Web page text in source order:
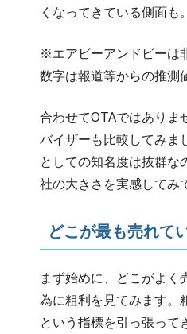
くなってきている側面も。
※エアビーアンドビーは
数字は報道等からの推測
合わせてOTAではありま
バイザーも比較してみま
としての知名度は抜群な
社の大きさを実感してみ
どこが最も売れて
まず始めに、どこがよく
為に粗利を見てみます。
という指標を引っ張って